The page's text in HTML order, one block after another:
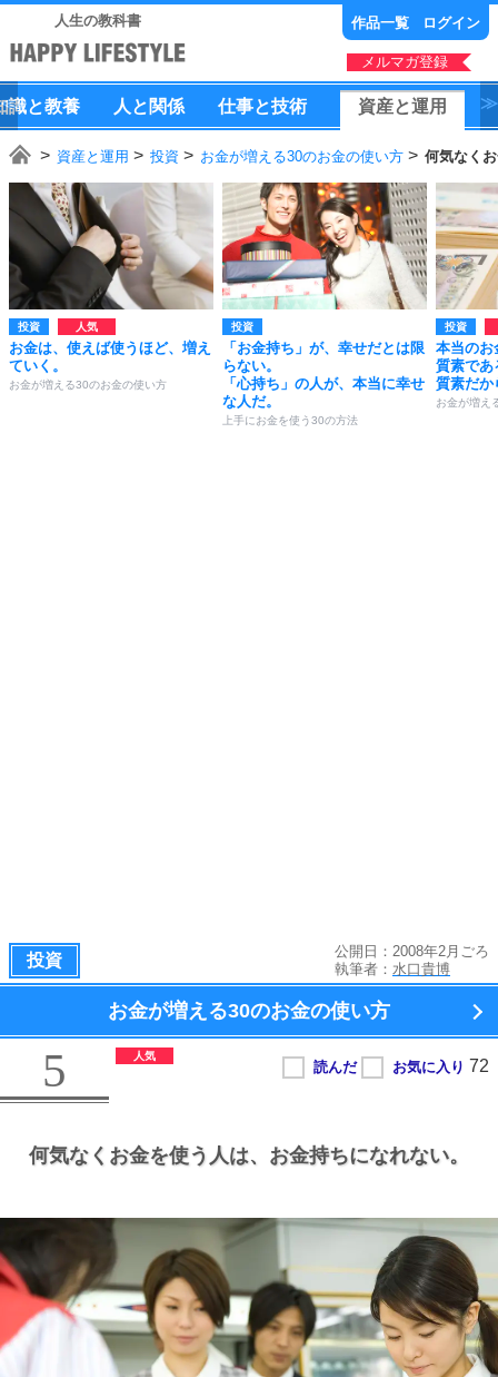
人生の教科書 作品一覧 ログイン
メルマガ登録
識と教養 人 と 関係 仕事と技術 資産と運用
資産と運用 投資 お金が増える30のお金の使い方 何気なく
投資
お金は、使えば使うほど、増え
ていく。
お金が増える30のお金の使い方
投資
「お金持ち」が、幸せだとは限
らない。
「心持ち」の人が、本当に幸せ
な人だ。
上手にお金を使う30の方法
投資
本当のお
質素であ
質素だか
お金が増え
投資
公開日：2008年2月ごろ
執筆者： 水口貴博
お金が増える30のお金の使い方
5
何気なくお金を使う人は、 お金持ちになれない。